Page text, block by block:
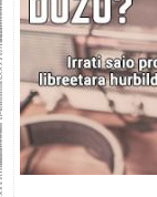
b
o
o
t
e